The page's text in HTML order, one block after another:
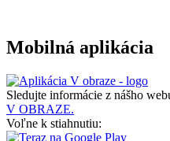
Mobilná aplikácia
Sledujte informácie z nášho
V OBRAZE.
Voľne k stiahnutiu: